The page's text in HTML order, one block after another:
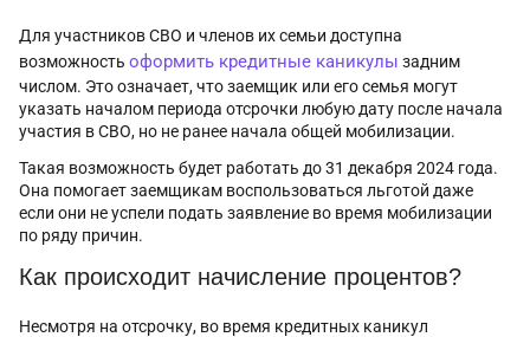
Для участников СВО и членов их семьи доступна
возможность оформить кредитные каникулы задним
числом. Это означает, что заемщик или его семья могут
указать началом периода отсрочки любую дату после начала
участия в СВО, но не ранее начала общей мобилизации.
Такая возможность будет работать до 31 декабря 2024 года.
Она помогает заемщикам воспользоваться льготой даже
если они не успели подать заявление во время мобилизации
по ряду причин.
Как происходит начисление процентов?
Несмотря на отсрочку, во время кредитных каникул